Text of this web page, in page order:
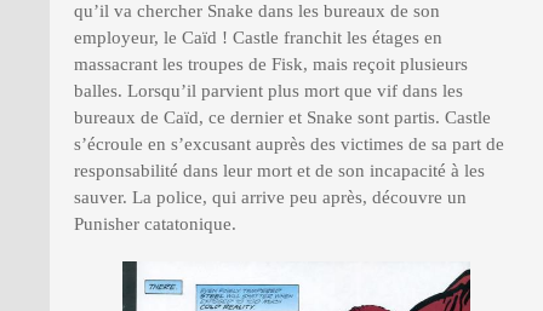
qu’il va chercher Snake dans les bureaux de son
employeur, le Caïd ! Castle franchit les étages en
massacrant les troupes de Fisk, mais reçoit plusieurs
balles. Lorsqu’il parvient plus mort que vif dans les
bureaux de Caïd, ce dernier et Snake sont partis. Castle
s’écroule en s’excusant auprès des victimes de sa part de
responsabilité dans leur mort et de son incapacité à les
sauver. La police, qui arrive peu après, découvre un
Punisher catatonique.